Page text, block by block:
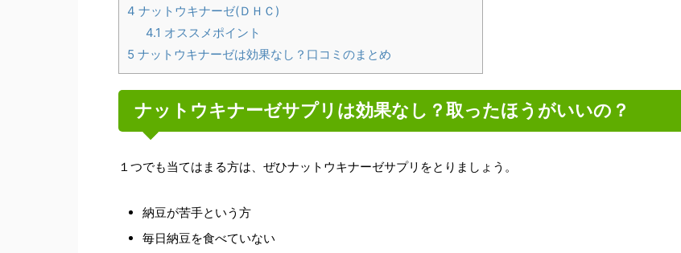
4 ナットウキナーゼ(ＤＨＣ)
4.1 オススメポイント
5 ナットウキナーゼは効果なし？口コミのまとめ
ナットウキナーゼサプリは効果なし？取ったほうがいいの？
１つでも当てはまる方は、ぜひナットウキナーゼサプリをとりましょう。
納豆が苦手という方
毎日納豆を食べていない